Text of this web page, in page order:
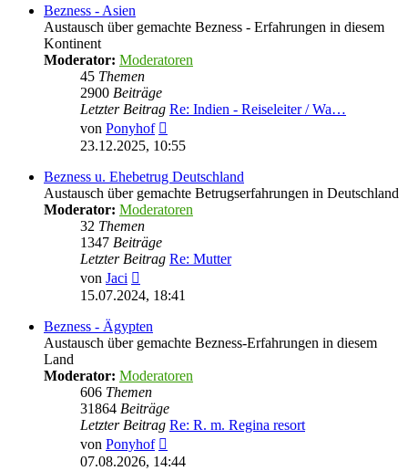
Bezness - Asien
Austausch über gemachte Bezness - Erfahrungen in diesem
Kontinent
Moderator: Moderatoren
45 Themen
2900 Beiträge
Letzter Beitrag Re: Indien - Reiseleiter / Wa…
von Ponyhof
Beitrag
23.12.2025, 10:55
Bezness u. Ehebetrug Deutschland
Austausch über gemachte Betrugserfahrungen in Deutschland
Moderator: Moderatoren
32 Themen
1347 Beiträge
Letzter Beitrag Re: Mutter
von Jaci
Beitrag
15.07.2024, 18:41
Bezness - Ägypten
Austausch über gemachte Bezness-Erfahrungen in diesem
Land
Moderator: Moderatoren
606 Themen
31864 Beiträge
Letzter Beitrag Re: R. m. Regina resort
von Ponyhof
Beitrag
07.08.2026, 14:44